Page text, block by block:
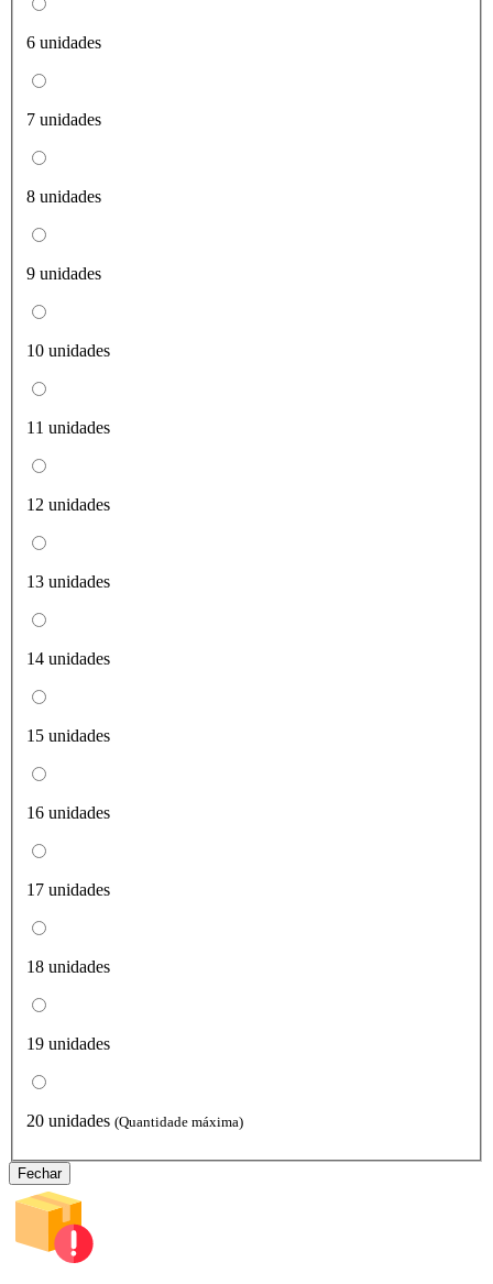
6 unidades
7 unidades
8 unidades
9 unidades
10 unidades
11 unidades
12 unidades
13 unidades
14 unidades
15 unidades
16 unidades
17 unidades
18 unidades
19 unidades
20 unidades (Quantidade máxima)
Fechar